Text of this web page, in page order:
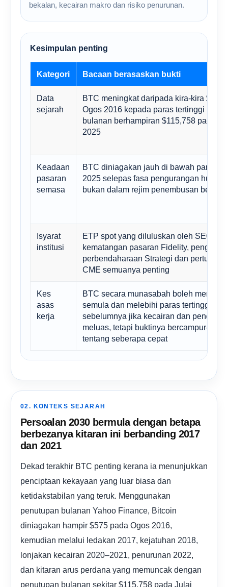
bekalan, kecairan makro dan risiko penurunan.
Kesimpulan penting
Kategori Bacaan berasaskan bukti
Data
sejarah
BTC meningkat daripada kira-kira $575
Ogos 2016 kepada paras tertinggi
bulanan berhampiran $115,758 pada
2025
Keadaan
pasaran
semasa
BTC diniagakan jauh di bawah paras
2025 selepas fasa pengurangan hutang,
bukan dalam rejim penembusan bersih
Isyarat
institusi
ETP spot yang diluluskan oleh SEC,
kematangan pasaran Fidelity,
perbendaharaan Strategi dan
CME semuanya penting
Kes
asas
kerja
BTC secara munasabah boleh meninjau
semula dan melebihi paras tertinggi
sebelumnya jika kecairan dan
meluas, tetapi buktinya bercampur-
tentang seberapa cepat
02. KONTEKS SEJARAH
Persoalan 2030 bermula dengan betapa
berbezanya kitaran ini berbanding 2017
dan 2021
Dekad terakhir BTC penting kerana ia menunjukkan
penciptaan kekayaan yang luar biasa dan
ketidakstabilan yang teruk. Menggunakan
penutupan bulanan Yahoo Finance, Bitcoin
diniagakan hampir $575 pada Ogos 2016,
kemudian melalui ledakan 2017, kejatuhan 2018,
lonjakan kecairan 2020–2021, penurunan 2022,
dan kitaran arus perdana yang memuncak dengan
penutupan bulanan sekitar $115,758 pada Julai